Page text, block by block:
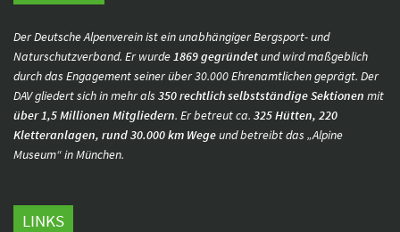
Der Deutsche Alpenverein ist ein unabhängiger Bergsport- und
Naturschutzverband. Er wurde1869 gegründetund wird maßgeblich
durch das Engagement seiner über 30.000 Ehrenamtlichen geprägt. Der
DAV gliedert sich in mehr als 350 rechtlich selbstständige Sektionen mit
über 1,5 Millionen Mitgliedern. Er betreut ca. 325 Hütten, 220
Kletteranlagen, rund 30.000 km Wegeund betreibt das „Alpine
Museum“ in München.
LINKS